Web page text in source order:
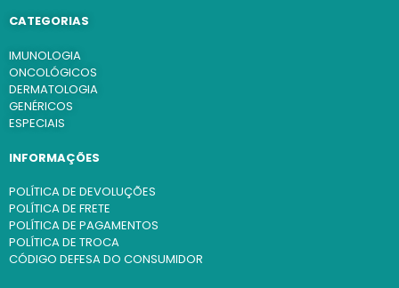
CATEGORIAS
IMUNOLOGIA
ONCOLÓGICOS
DERMATOLOGIA
GENÉRICOS
ESPECIAIS
INFORMAÇÕES
POLÍTICA DE DEVOLUÇÕES
POLÍTICA DE FRETE
POLÍTICA DE PAGAMENTOS
POLÍTICA DE TROCA
CÓDIGO DEFESA DO CONSUMIDOR